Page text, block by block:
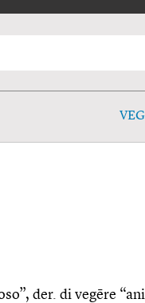
der. di vegēre